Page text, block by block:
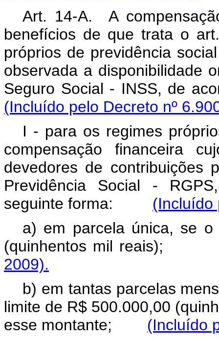
Art. 14-A. A
benefícios de que trata o
próprios de previdência
observada a disponibilidade
Seguro Social - INSS, de
(Incluído pelo Decreto nº
I - para os regimes
compensação financeira
devedores de contribuições
Previdência Social -
seguinte forma: (Incluído
a) em parcela única, se
(quinhentos mil
2009).
b) em tantas parcelas
limite de R$ 500.000,00
esse montante; (Incluído